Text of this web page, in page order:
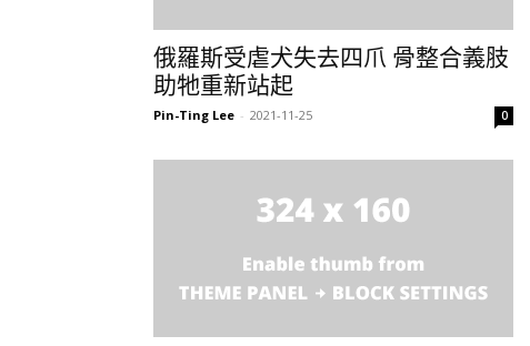
俄羅斯受虐犬失去四爪 骨整合義肢
助牠重新站起
Pin-Ting Lee - 2021-11-25 0